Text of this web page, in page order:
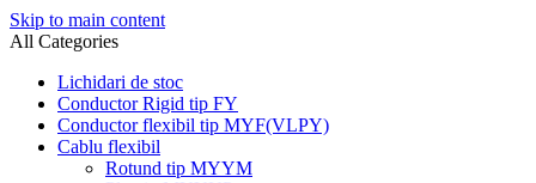
Skip to main content
All Categories
Lichidari de stoc
Conductor Rigid tip FY
Conductor flexibil tip MYF(VLPY)
Cablu flexibil
Rotund tip MYYM